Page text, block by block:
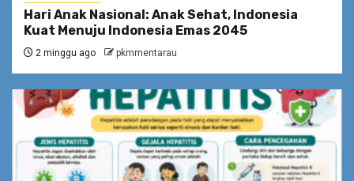
Hari Anak Nasional: Anak Sehat, Indonesia
Kuat Menuju Indonesia Emas 2045
2 minggu ago pkmmentarau